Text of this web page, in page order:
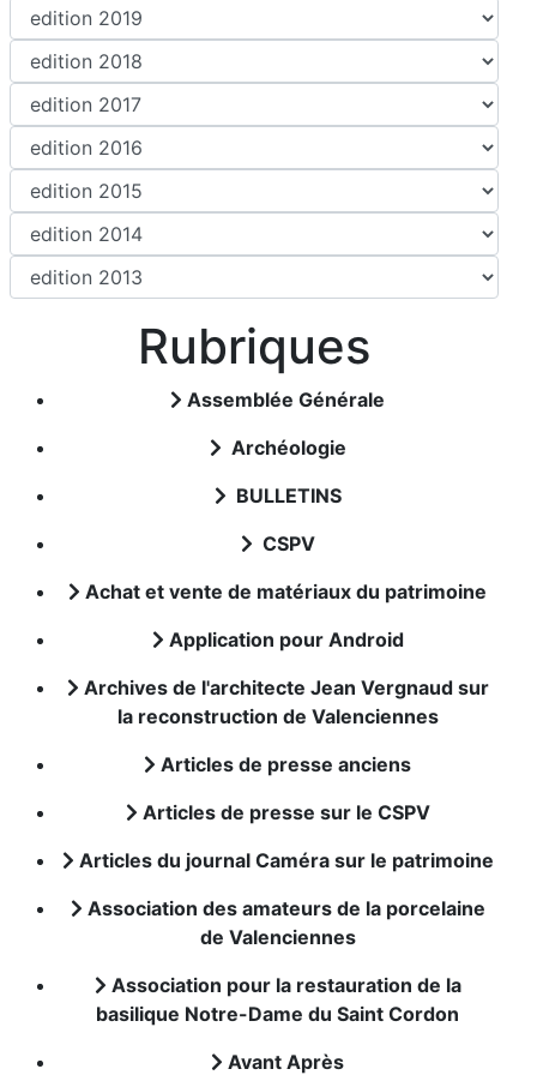
Rubriques
Assemblée Générale
Archéologie
BULLETINS
CSPV
Achat et vente de matériaux du patrimoine
Application pour Android
Archives de l'architecte Jean Vergnaud sur
la reconstruction de Valenciennes
Articles de presse anciens
Articles de presse sur le CSPV
Articles du journal Caméra sur le patrimoine
Association des amateurs de la porcelaine
de Valenciennes
Association pour la restauration de la
basilique Notre-Dame du Saint Cordon
Avant Après